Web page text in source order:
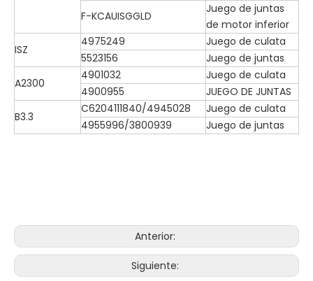
F-KCAUISGGLD
Juego de juntas
de motor inferior
ISZ
4975249
Juego de culata
5523156
Juego de juntas
A2300
4901032
Juego de culata
4900955
JUEGO DE JUNTAS
B3.3
C6204111840/4945028
Juego de culata
4955996/3800939
Juego de juntas
Anterior:
Siguiente: